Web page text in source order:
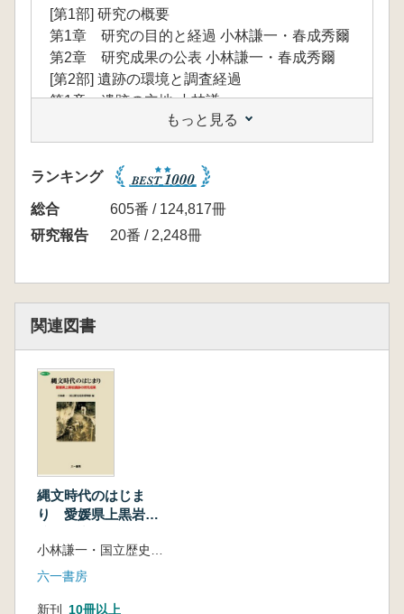
[第1部] 研究の概要
第1章 研究の目的と経過 小林謙一・春成秀爾
第2章 研究成果の公表 小林謙一・春成秀爾
[第2部] 遺跡の環境と調査経過
第1章 遺跡の立地 小林謙一
第2章 自然環境 橋本真紀夫・矢作健二
第3章 周辺の遺跡 兵頭 勲
第4章 発掘調査の経過 阿部祥人・小林謙一
第5章 層位 小林謙一・小林尚子
第6章 第2岩陰の現状 小林謙一
[第3部] 出土遺物
3 3群土器 兵頭 勲
4 4群土器 遠部 慎
6 6群土器 山崎真治
第2章 石器 綿貫俊一
第3章 石偶・線刻礫 春成秀爾
第4章 装身具 春成秀爾
第5章 骨器・鹿角製品・貝刃 佐藤孝雄・吉永
亜紀子
第6章 脊椎動物遺体 姉崎智子・吉永亜紀子・
第7章 人骨
1 縄文早期人骨 中橋孝博・岡崎健治
2 縄文早期未成人骨 岡崎健治・中橋孝博
もっと見る
ランキング
総合
605番 / 124,817冊
研究報告
20番 / 2,248冊
関連図書
縄文時代のはじま
り 愛媛県上黒岩遺
小林謙一・国立歴史民俗博物館 編
六一書房
新刊 10冊以上